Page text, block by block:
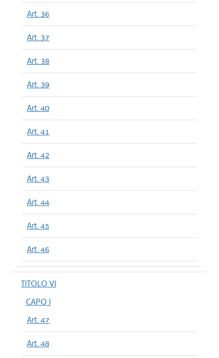
Art. 36
Art. 37
Art. 38
Art. 39
Art. 40
Art. 41
Art. 42
Art. 43
Art. 44
Art. 45
Art. 46
TITOLO VI
CAPO I
Art. 47
Art. 48